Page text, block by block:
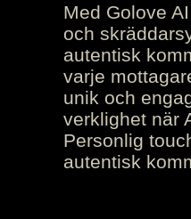
Med Golove
och
autentisk
varje
unik och
verklighet när
Personlig
autentisk